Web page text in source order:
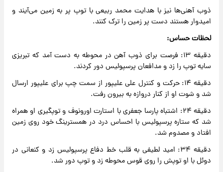
ذوب آهنی‌ها نیز با هدایت محمد ربیعی با توپ پر به زمین می‌آیند و
امیدوار هستند دست پر زمین را ترک کنند.
لحظات حساس:
دقیقه ۱۳: فرصت برای ذوب آهن در محوطه به دست آمد که تبریزی
سایه توپ را زد و مدافعان پرسپولیس دور کردند.
دقیقه ۱۴: حرکت و کنترل علی علیپور از سمت چپ برای علیپور ارسال
شد و شوت او از کنار دروازه به بیرون رفت.
دقیقه ۲۴: اشتباه پارسا جعفری با استارت اورونوف و توپگیری او همراه
شد که ستاره پرسپولیس با احساس درد در همسترینگ خود روی زمین
افتاد و مصدوم شد.
دقیقه ۳۴: امید لطیفی به قلب خط دفاع پرسپولیس زد و کنعانی در
دوئل با او توپش را روی قوس محوطه زد و توپ دور شد.